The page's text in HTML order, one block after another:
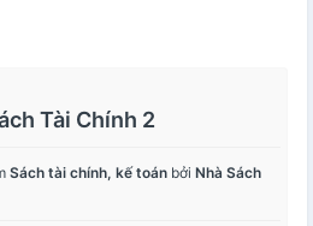
Tài Chính 2
Sách tài chính, kế toán bởi Nhà Sách